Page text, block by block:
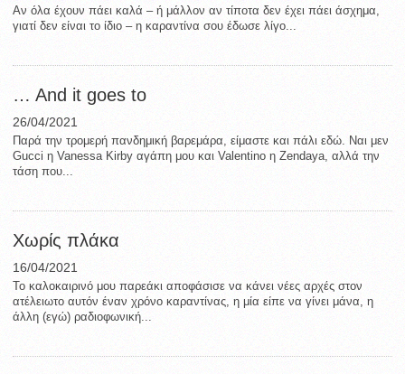
Αν όλα έχουν πάει καλά – ή μάλλον αν τίποτα δεν έχει πάει άσχημα,
γιατί δεν είναι το ίδιο – η καραντίνα σου έδωσε λίγο...
… And it goes to
26/04/2021
Παρά την τρομερή πανδημική βαρεμάρα, είμαστε και πάλι εδώ. Ναι μεν
Gucci η Vanessa Kirby αγάπη μου και Valentino η Zendaya, αλλά την
τάση που...
Xωρίς πλάκα
16/04/2021
Το καλοκαιρινό μου παρεάκι αποφάσισε να κάνει νέες αρχές στον
ατέλειωτο αυτόν έναν χρόνο καραντίνας, η μία είπε να γίνει μάνα, η
άλλη (εγώ) ραδιοφωνική...